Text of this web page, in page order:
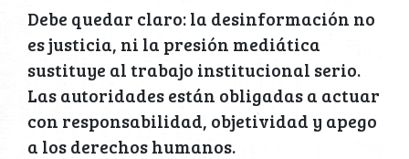
Debe quedar claro: la desinformación no
es justicia, ni la presión mediática
sustituye al trabajo institucional serio.
Las autoridades están obligadas a actuar
con responsabilidad, objetividad y apego
a los derechos humanos.